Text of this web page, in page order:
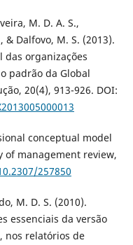
M. D. A. S.,
& Dalfovo, M. S. (2013).
organizações
padrão da Global
20(4), 913-926. DOI:
conceptual model
of management review,
257850
M. D. S. (2010).
essenciais da versão
nos relatórios de